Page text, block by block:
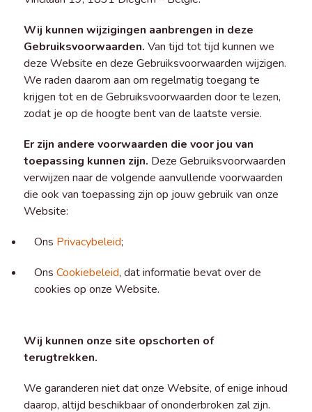
Wij kunnen wijzigingen aanbrengen in deze
Gebruiksvoorwaarden. Van tijd tot tijd kunnen we
deze Website en deze Gebruiksvoorwaarden wijzigen.
We raden daarom aan om regelmatig toegang te
krijgen tot en de Gebruiksvoorwaarden door te lezen,
zodat je op de hoogte bent van de laatste versie.
Er zijn andere voorwaarden die voor jou van
toepassing kunnen zijn. Deze Gebruiksvoorwaarden
verwijzen naar de volgende aanvullende voorwaarden
die ook van toepassing zijn op jouw gebruik van onze
Website:
Ons Privacybeleid;
Ons Cookiebeleid, dat informatie bevat over de
cookies op onze Website.
Wij kunnen onze site opschorten of
terugtrekken.
We garanderen niet dat onze Website, of enige inhoud
daarop, altijd beschikbaar of ononderbroken zal zijn.